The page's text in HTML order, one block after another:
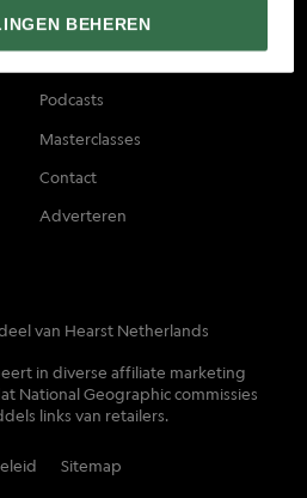
Podcasts
Masterclasses
Contact
Adverteren
van Hearst Netherlands
in diverse affiliate marketing
National Geographic commissies
links van retailers.
Sitemap
BEHEREN